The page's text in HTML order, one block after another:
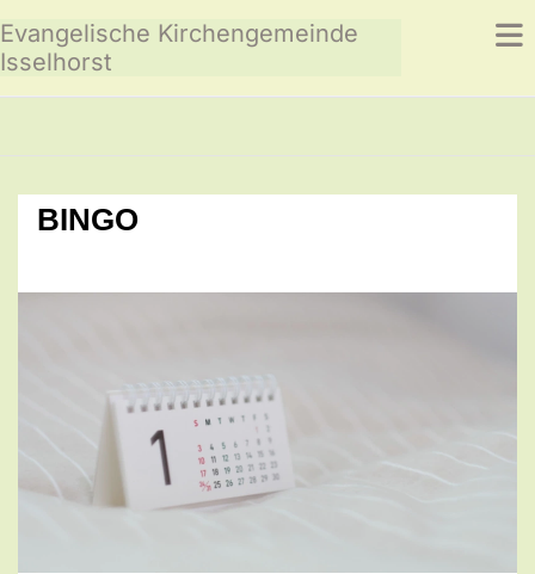
Evangelische Kirchengemeinde
Isselhorst
BINGO